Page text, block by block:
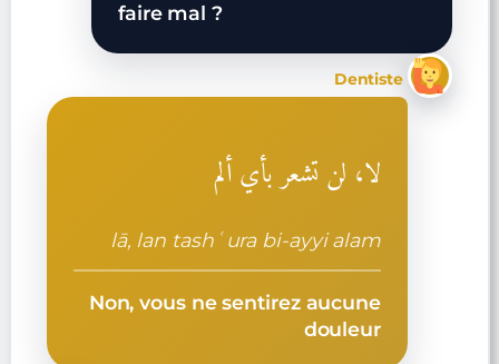
faire mal ?
Dentiste
لا، لن تشعر بأي ألم
lā, lan tashʿura bi-ayyi alam
Non, vous ne sentirez aucune
douleur